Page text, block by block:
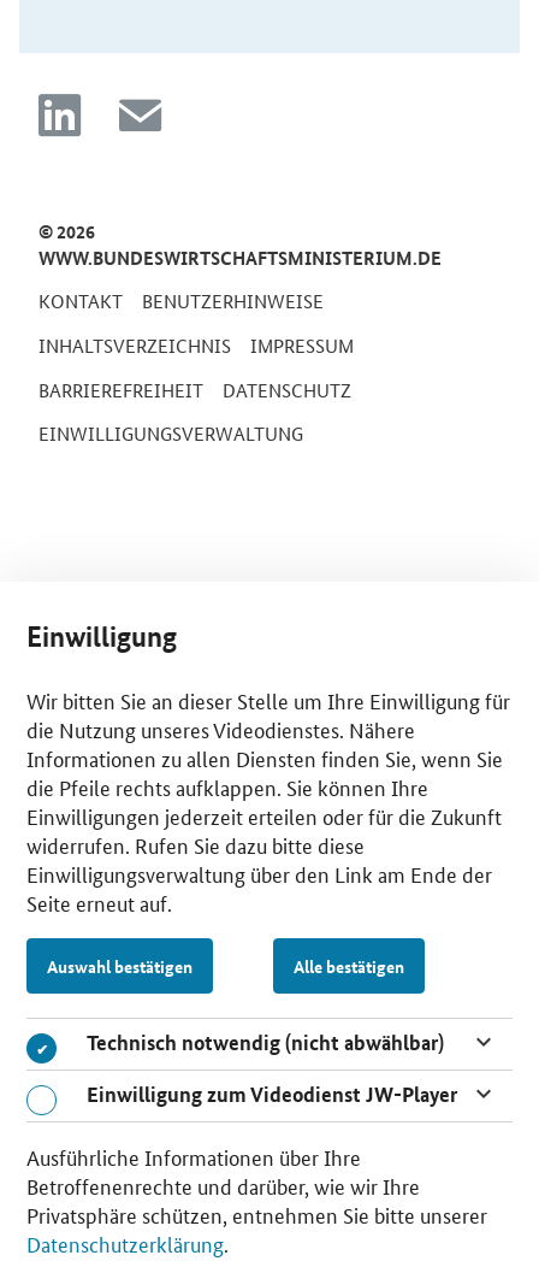
linkedin mail
© 2026
WWW.BUNDESWIRTSCHAFTSMINISTERIUM.DE
KONTAKT
BENUTZERHINWEISE
INHALTSVERZEICHNIS
IMPRESSUM
BARRIEREFREIHEIT
DATENSCHUTZ
EINWILLIGUNGSVERWALTUNG
Einwilligung
Wir bitten Sie an dieser Stelle um Ihre Einwilligung für
die Nutzung unseres Videodienstes. Nähere
Informationen zu allen Diensten finden Sie, wenn Sie
die Pfeile rechts aufklappen. Sie können Ihre
Einwilligungen jederzeit erteilen oder für die Zukunft
widerrufen. Rufen Sie dazu bitte diese
Einwilligungsverwaltung über den Link am Ende der
Seite erneut auf.
Auswahl bestätigen Alle bestätigen
Technisch notwendig (nicht abwählbar)
Einwilligung zum Videodienst JW-Player
Ausführliche Informationen über Ihre
Betroffenenrechte und darüber, wie wir Ihre
Privatsphäre schützen, entnehmen Sie bitte unserer
Datenschutzerklärung.